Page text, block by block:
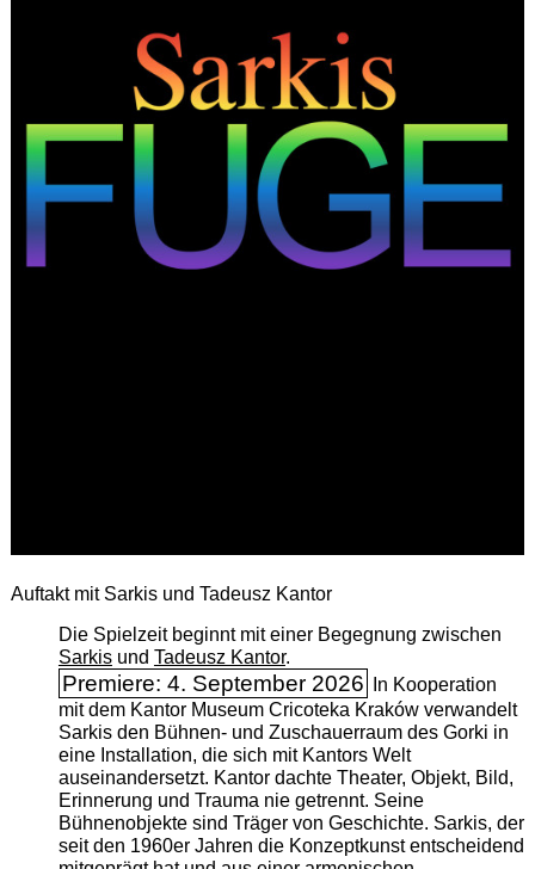
Auftakt mit Sarkis und Tadeusz Kantor
Die Spielzeit beginnt mit einer Begegnung zwischen
Sarkisund Tadeusz Kantor.
Premiere: 4. September 2026
In Kooperation
mit dem Kantor Museum Cricoteka Kraków verwandelt
Sarkis den Bühnen- und Zuschauerraum des Gorki in
eine Installation, die sich mit Kantors Welt
auseinandersetzt. Kantor dachte Theater, Objekt, Bild,
Erinnerung und Trauma nie getrennt. Seine
Bühnenobjekte sind Träger von Geschichte. Sarkis, der
seit den 1960er Jahren die Konzeptkunst entscheidend